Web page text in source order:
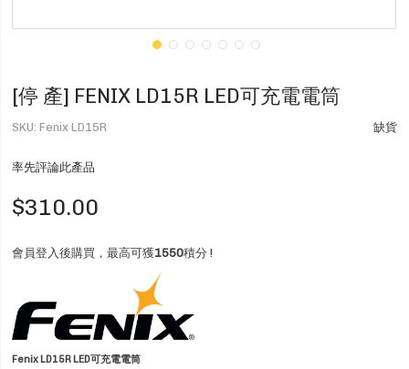
[停 產] FENIX LD15R LED可充電電筒
缺貨
SKU Fenix LD15R
率先評論此產品
$310.00
會員登入後購買，最高可獲1550積分 !
Fenix LD15R LED可充電電筒